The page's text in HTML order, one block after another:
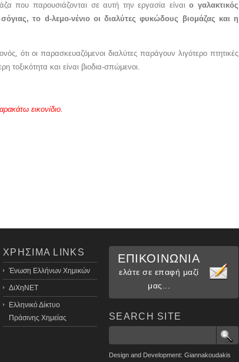
που παρουσιάζονται σε αυτή την εργασία είναιο γαλακτικός
το d-λεμο-νένιο οι διαλύτες φυκώδους βιομάζας και η
ότι οι παρασκευαζόμενοι διαλύτες παράγουν λιγότερο πτητικές
τοξικότητα και είναι βιοδια-σπώμενοι.
εικονίδιο.
ΧΡΗΣΙΜΑ LINKS
Ένωση Ελλήνων Χημικών
ΔιΧηΝΕΤ
Ελληνικό Δίκτυο
Πράσινης Χημείας
ΕΠΙΚΟΙΝΩΝΙΑ
ελάτε σε επαφή μαζί
μας...
SEARCH SITE
Design and Development: Giannakoudakis